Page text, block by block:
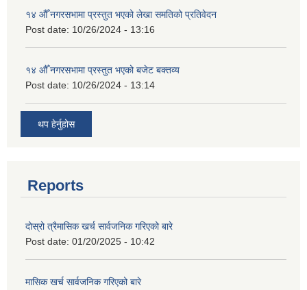
१४ औँ नगरसभामा प्रस्तुत भएको लेखा समतिको प्रतिवेदन
Post date: 10/26/2024 - 13:16
१४ औँ नगरसभामा प्रस्तुत भएको बजेट बक्तव्य
Post date: 10/26/2024 - 13:14
थप हेर्नुहोस
Reports
दोस्रो त्रैमासिक खर्च सार्वजनिक गरिएको बारे
Post date: 01/20/2025 - 10:42
मासिक खर्च सार्वजनिक गरिएको बारे